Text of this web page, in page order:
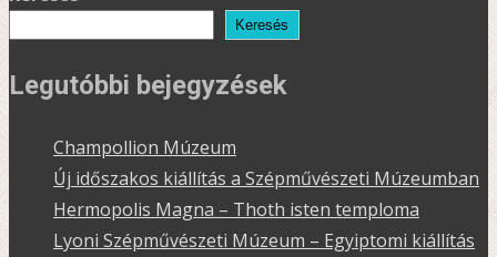
Keresés
Legutóbbi bejegyzések
Champollion Múzeum
Új időszakos kiállítás a Szépművészeti Múzeumban
Hermopolis Magna – Thoth isten temploma
Lyoni Szépművészeti Múzeum – Egyiptomi kiállítás